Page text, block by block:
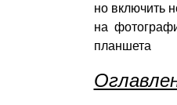
но включить
на
планшета